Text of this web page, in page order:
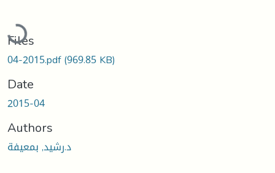
Loading...
Files
04-2015.pdf(969.85 KB)
Date
2015-04
Authors
د.رشيد, بمعيفة